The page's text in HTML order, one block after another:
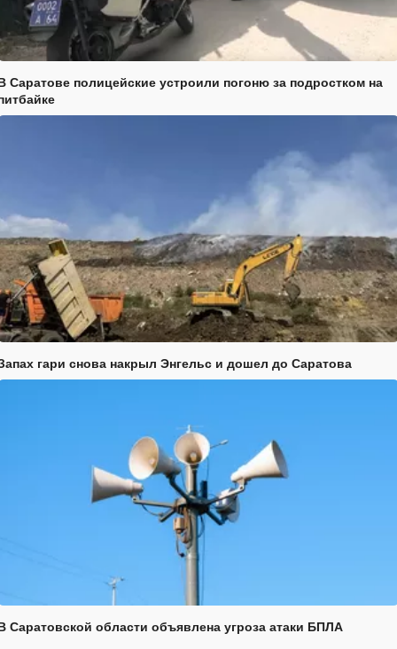
Саратове полицейские устроили погоню за подростком на
гари снова накрыл Энгельс и дошел до Саратова
Саратовской области объявлена угроза атаки БПЛА